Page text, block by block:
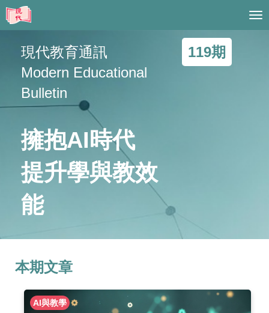
現代教育通訊
Modern Educational
Bulletin
擁抱AI時代
提升學與教效
能
119期
本期文章
AI與教學